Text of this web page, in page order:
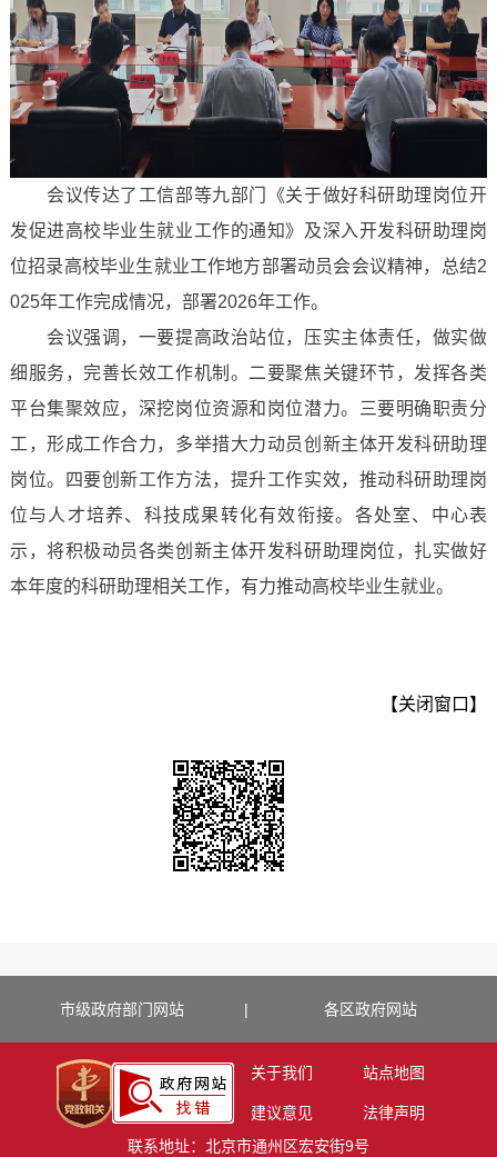
会议传达了工信部等九部门《关于做好科研助理岗位开
发促进高校毕业生就业工作的通知》及深入开发科研助理岗
位招录高校毕业生就业工作地方部署动员会会议精神，总结2
025年工作完成情况，部署2026年工作。
会议强调，一要提高政治站位，压实主体责任，做实做
细服务，完善长效工作机制。二要聚焦关键环节，发挥各类
平台集聚效应，深挖岗位资源和岗位潜力。三要明确职责分
工，形成工作合力，多举措大力动员创新主体开发科研助理
岗位。四要创新工作方法，提升工作实效，推动科研助理岗
位与人才培养、科技成果转化有效衔接。各处室、中心表
示，将积极动员各类创新主体开发科研助理岗位，扎实做好
本年度的科研助理相关工作，有力推动高校毕业生就业。
【关闭窗口】
市级政府部门网站 | 各区政府网站
关于我们 站点地图
建议意见
法律声明
联系地址：北京市通州区宏安街9号